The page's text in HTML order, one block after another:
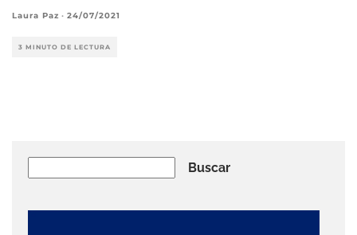
Laura Paz · 24/07/2021
3 MINUTO DE LECTURA
Buscar